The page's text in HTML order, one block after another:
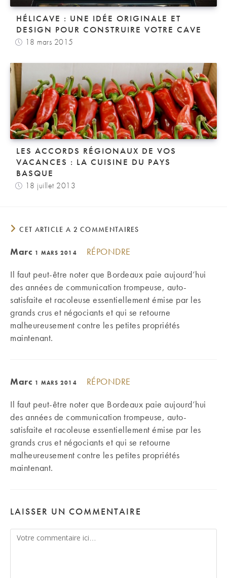
HÉLICAVE : UNE IDÉE ORIGINALE ET
DESIGN POUR CONSTRUIRE VOTRE CAVE
18 mars 2015
LES ACCORDS RÉGIONAUX DE VOS
VACANCES : LA CUISINE DU PAYS
BASQUE
18 juillet 2013
CET ARTICLE A 2 COMMENTAIRES
Marc 1 MARS 2014
RÉPONDRE
Il faut peut-être noter que Bordeaux paie aujourd’hui
des années de communication trompeuse, auto-
satisfaite et racoleuse essentiellement émise par les
grands crus et négociants et qui se retourne
malheureusement contre les petites propriétés
maintenant.
Marc 1 MARS 2014
RÉPONDRE
Il faut peut-être noter que Bordeaux paie aujourd’hui
des années de communication trompeuse, auto-
satisfaite et racoleuse essentiellement émise par les
grands crus et négociants et qui se retourne
malheureusement contre les petites propriétés
maintenant.
LAISSER UN COMMENTAIRE
Comment